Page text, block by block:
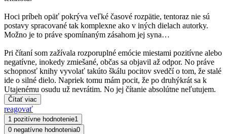
Hoci príbeh opäť pokrýva veľké časové rozpätie, tentoraz nie sú
postavy spracované tak komplexne ako v iných dielach autorky.
Možno je to práve spomínaným zásahom jej syna…
Pri čítaní som zažívala rozporuplné emócie miestami pozitívne alebo
negatívne, inokedy zmiešané, občas sa objavil až odpor. No práve
schopnosť knihy vyvolať takúto škálu pocitov svedčí o tom, že stalé
ide o silné dielo. Napriek tomu mám pocit, že po druhýkrát sa k
Utajenému osudu už nevrátim. No jej čítanie absolútne neľutujem.
Čítať viac
reagovať
1 pozitívne hodnotenie1
0 negatívne hodnotenia0